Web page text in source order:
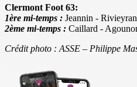
Clermont Foot 63:
1ère mi-temps : Jeannin -
2ème mi-temps : Caillard -
Crédit photo : ASSE – Philippe